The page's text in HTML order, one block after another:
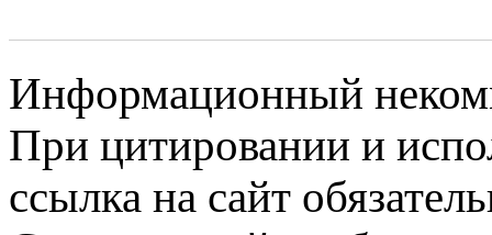
Информационный
При цитировании и
ссылка на сайт